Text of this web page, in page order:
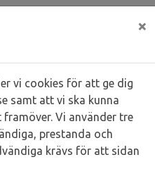
×
vi cookies för att ge dig
samt att vi ska kunna
Vi använder tre
prestanda och
krävs för att sidan